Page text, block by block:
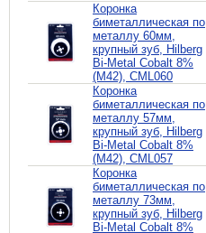
Коронка
биметаллическая по
металлу 60мм,
крупный зуб, Hilberg
Bi-Metal Cobalt 8%
(М42), CML060
Коронка
биметаллическая по
металлу 57мм,
крупный зуб, Hilberg
Bi-Metal Cobalt 8%
(М42), CML057
Коронка
биметаллическая по
металлу 73мм,
крупный зуб, Hilberg
Bi-Metal Cobalt 8%